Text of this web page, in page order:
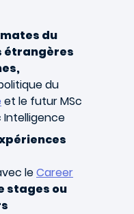
du
étrangères
du
et le futur MSc
Intelligence
leCareer
stages ou